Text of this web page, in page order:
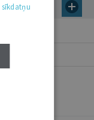
sīkdatņu